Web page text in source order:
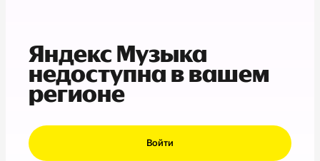
Яндекс Музыка
недоступна в вашем
регионе
Войти